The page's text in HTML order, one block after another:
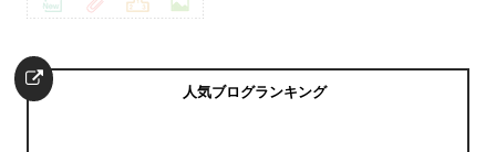
人気ブログランキング